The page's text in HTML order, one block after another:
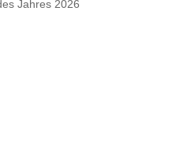
Jahres 2026